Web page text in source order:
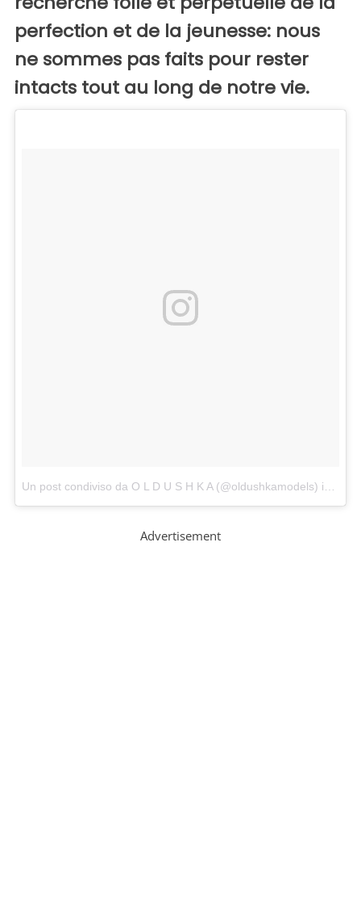
perfection et de la jeunesse: nous
ne sommes pas faits pour rester
intacts tout au long de notre vie.
Un post condiviso da O L D U S H K A (@oldushkamodels) in data:
Advertisement